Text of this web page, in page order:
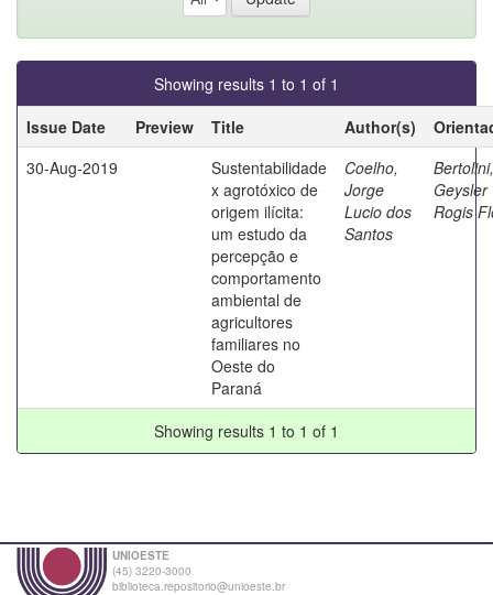
Showing results 1 to 1 of 1
Issue Date
Preview Title Author(s)
30-Aug-2019
Sustentabilidade
x agrotóxico de
origem ilícita:
um estudo da
percepção e
comportamento
ambiental de
agricultores
familiares no
Oeste do
Paraná
Coelho,
Jorge
Lucio dos
Santos
Bertolini,
Geysler
Rogis
Showing results 1 to 1 of 1
UNIOESTE
(45) 3220-3000
biblioteca.repositorio@unioeste.br